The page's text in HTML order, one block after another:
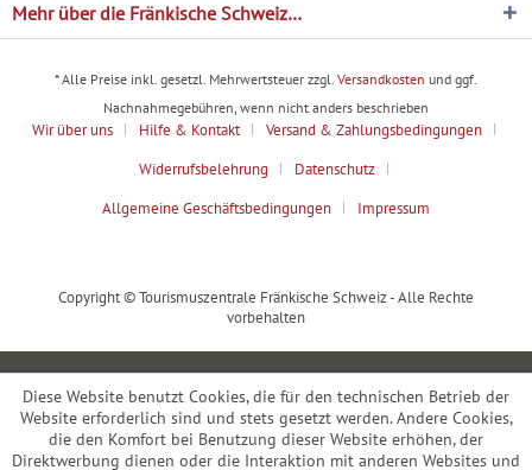
Mehr über die Fränkische Schweiz…
* Alle Preise inkl. gesetzl. Mehrwertsteuer zzgl. Versandkosten und ggf.
Nachnahmegebühren, wenn nicht anders beschrieben
Wir über uns Hilfe & Kontakt
Versand & Zahlungsbedingungen
Widerrufsbelehrung
Datenschutz
Allgemeine Geschäftsbedingungen
Impressum
Copyright © Tourismuszentrale Fränkische Schweiz - Alle Rechte
vorbehalten
Diese Website benutzt Cookies, die für den technischen Betrieb der
Website erforderlich sind und stets gesetzt werden. Andere Cookies,
die den Komfort bei Benutzung dieser Website erhöhen, der
Direktwerbung dienen oder die Interaktion mit anderen Websites und